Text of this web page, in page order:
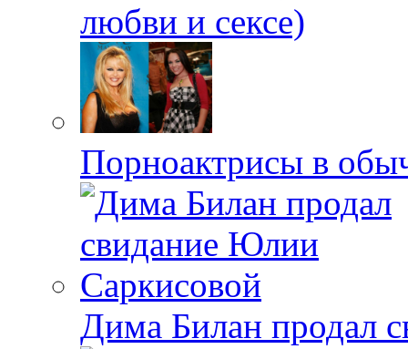
любви и сексе)
Порноактрисы в
Дима Билан продал